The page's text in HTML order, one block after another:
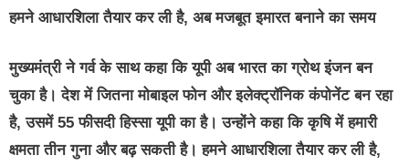
हमने आधारशिला तैयार कर ली है, अब मजबूत इमारत बनाने का समय
मुख्यमंत्री ने गर्व के साथ कहा कि यूपी अब भारत का ग्रोथ इंजन बन
चुका है। देश में जितना मोबाइल फोन और इलेक्ट्रॉनिक कंपोनेंट बन रहा
है, उसमें 55 फीसदी हिस्सा यूपी का है। उन्होंने कहा कि कृषि में हमारी
क्षमता तीन गुना और बढ़ सकती है। हमने आधारशिला तैयार कर ली है,